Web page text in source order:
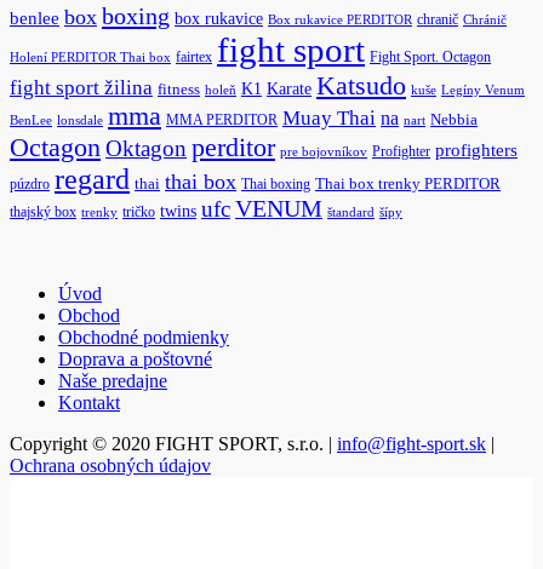
benlee box boxing box rukavice Box rukavice PERDITOR chranič Chránič
Holení PERDITOR Thai box fairtex fight sport Fight Sport. Octagon
fight sport žilina fitness holeň K1 Karate Katsudo kuše Legíny Venum
BenLee lonsdale mma MMA PERDITOR Muay Thai na nart Nebbia
Octagon Oktagon perditor pre bojovníkov Profighter profighters
púzdro regard thai thai box Thai boxing Thai box trenky PERDITOR
thajský box trenky tričko twins ufcVENUM štandard šípy
Úvod
Obchod
Obchodné podmienky
Doprava a poštovné
Naše predajne
Kontakt
Copyright © 2020 FIGHT SPORT, s.r.o. | info@fight-sport.sk |
Ochrana osobných údajov